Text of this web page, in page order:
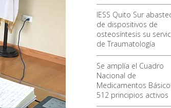
IESS Quito Sur
de dispositivos de
osteosíntesis su
de Traumatología
Se amplía el Cuadro
Nacional de
Medicamentos
512 principios activos